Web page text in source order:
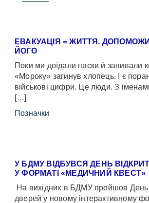
ЕВАКУАЦІЯ = ЖИТТЯ.
ЙОГО
Поки ми доїдали паски й запивали
«Мороку» загинув хлопець. І є
військові цифри. Це люди. З
[…]
Позначки
У БДМУ ВІДБУВСЯ ДЕНЬ
У ФОРМАТІ «МЕДИЧНИЙ КВЕСТ»
На вихідних в БДМУ пройшов День
дверей у новому інтерактивному